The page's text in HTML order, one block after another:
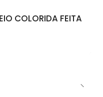
COLORIDA FEITA